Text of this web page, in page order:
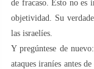
de fracaso. Esto no es
objetividad. Su
las israelíes.
Y pregúntese de
ataques iraníes antes